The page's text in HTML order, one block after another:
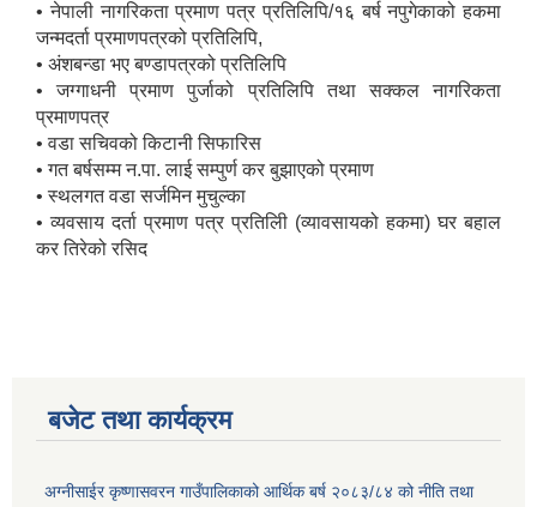
• नेपाली नागरिकता प्रमाण पत्र प्रतिलिपि/१६ बर्ष नपुगेकाको हकमा
जन्मदर्ता प्रमाणपत्रको प्रतिलिपि,
• अंशबन्डा भए बण्डापत्रको प्रतिलिपि
• जग्गाधनी प्रमाण पुर्जाको प्रतिलिपि तथा सक्कल नागरिकता
प्रमाणपत्र
• वडा सचिवको किटानी सिफारिस
• गत बर्षसम्म न.पा. लाई सम्पुर्ण कर बुझाएको प्रमाण
• स्थलगत वडा सर्जमिन मुचुल्का
• व्यवसाय दर्ता प्रमाण पत्र प्रतिलिी (व्यावसायको हकमा) घर बहाल
कर तिरेको रसिद
बजेट तथा कार्यक्रम
अग्नीसाईर कृष्णासवरन गाउँपालिकाको आर्थिक बर्ष २०८३/८४ को नीति तथा